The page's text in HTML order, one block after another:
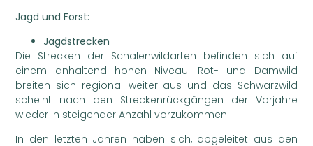
Jagd und Forst:
Jagdstrecken
Die Strecken der Schalenwildarten befinden sich auf
einem anhaltend hohen Niveau. Rot- und Damwild
breiten sich regional weiter aus und das Schwarzwild
scheint nach den Streckenrückgängen der Vorjahre
wieder in steigender Anzahl vorzukommen.
In den letzten Jahren haben sich, abgeleitet aus den